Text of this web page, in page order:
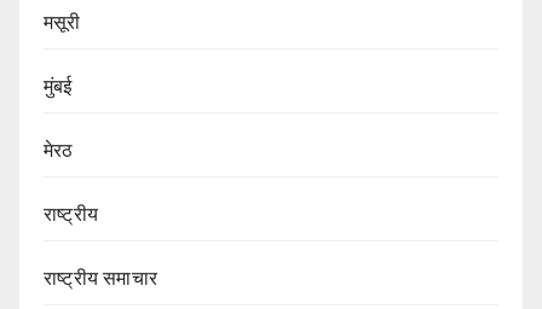
मसूरी
मुंबई
मेरठ
राष्ट्रीय
राष्ट्रीय समाचार